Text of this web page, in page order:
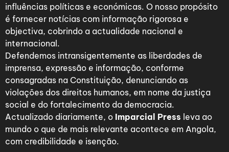
influências políticas e económicas. O nosso propósito
é fornecer notícias com informação rigorosa e
objectiva, cobrindo a actualidade nacional e
internacional.
Defendemos intransigentemente as liberdades de
imprensa, expressão e informação, conforme
consagradas na Constituição, denunciando as
violações dos direitos humanos, em nome da justiça
social e do fortalecimento da democracia.
Actualizado diariamente, o Imparcial Press leva ao
mundo o que de mais relevante acontece em Angola,
com credibilidade e isenção.